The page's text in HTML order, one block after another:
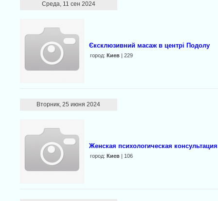
Среда, 11 сен 2024
Єксклюзивний масаж в центрі Подолу
город: Киев| 229
Вторник, 25 июня 2024
Женская психологическая
город: Киев| 106